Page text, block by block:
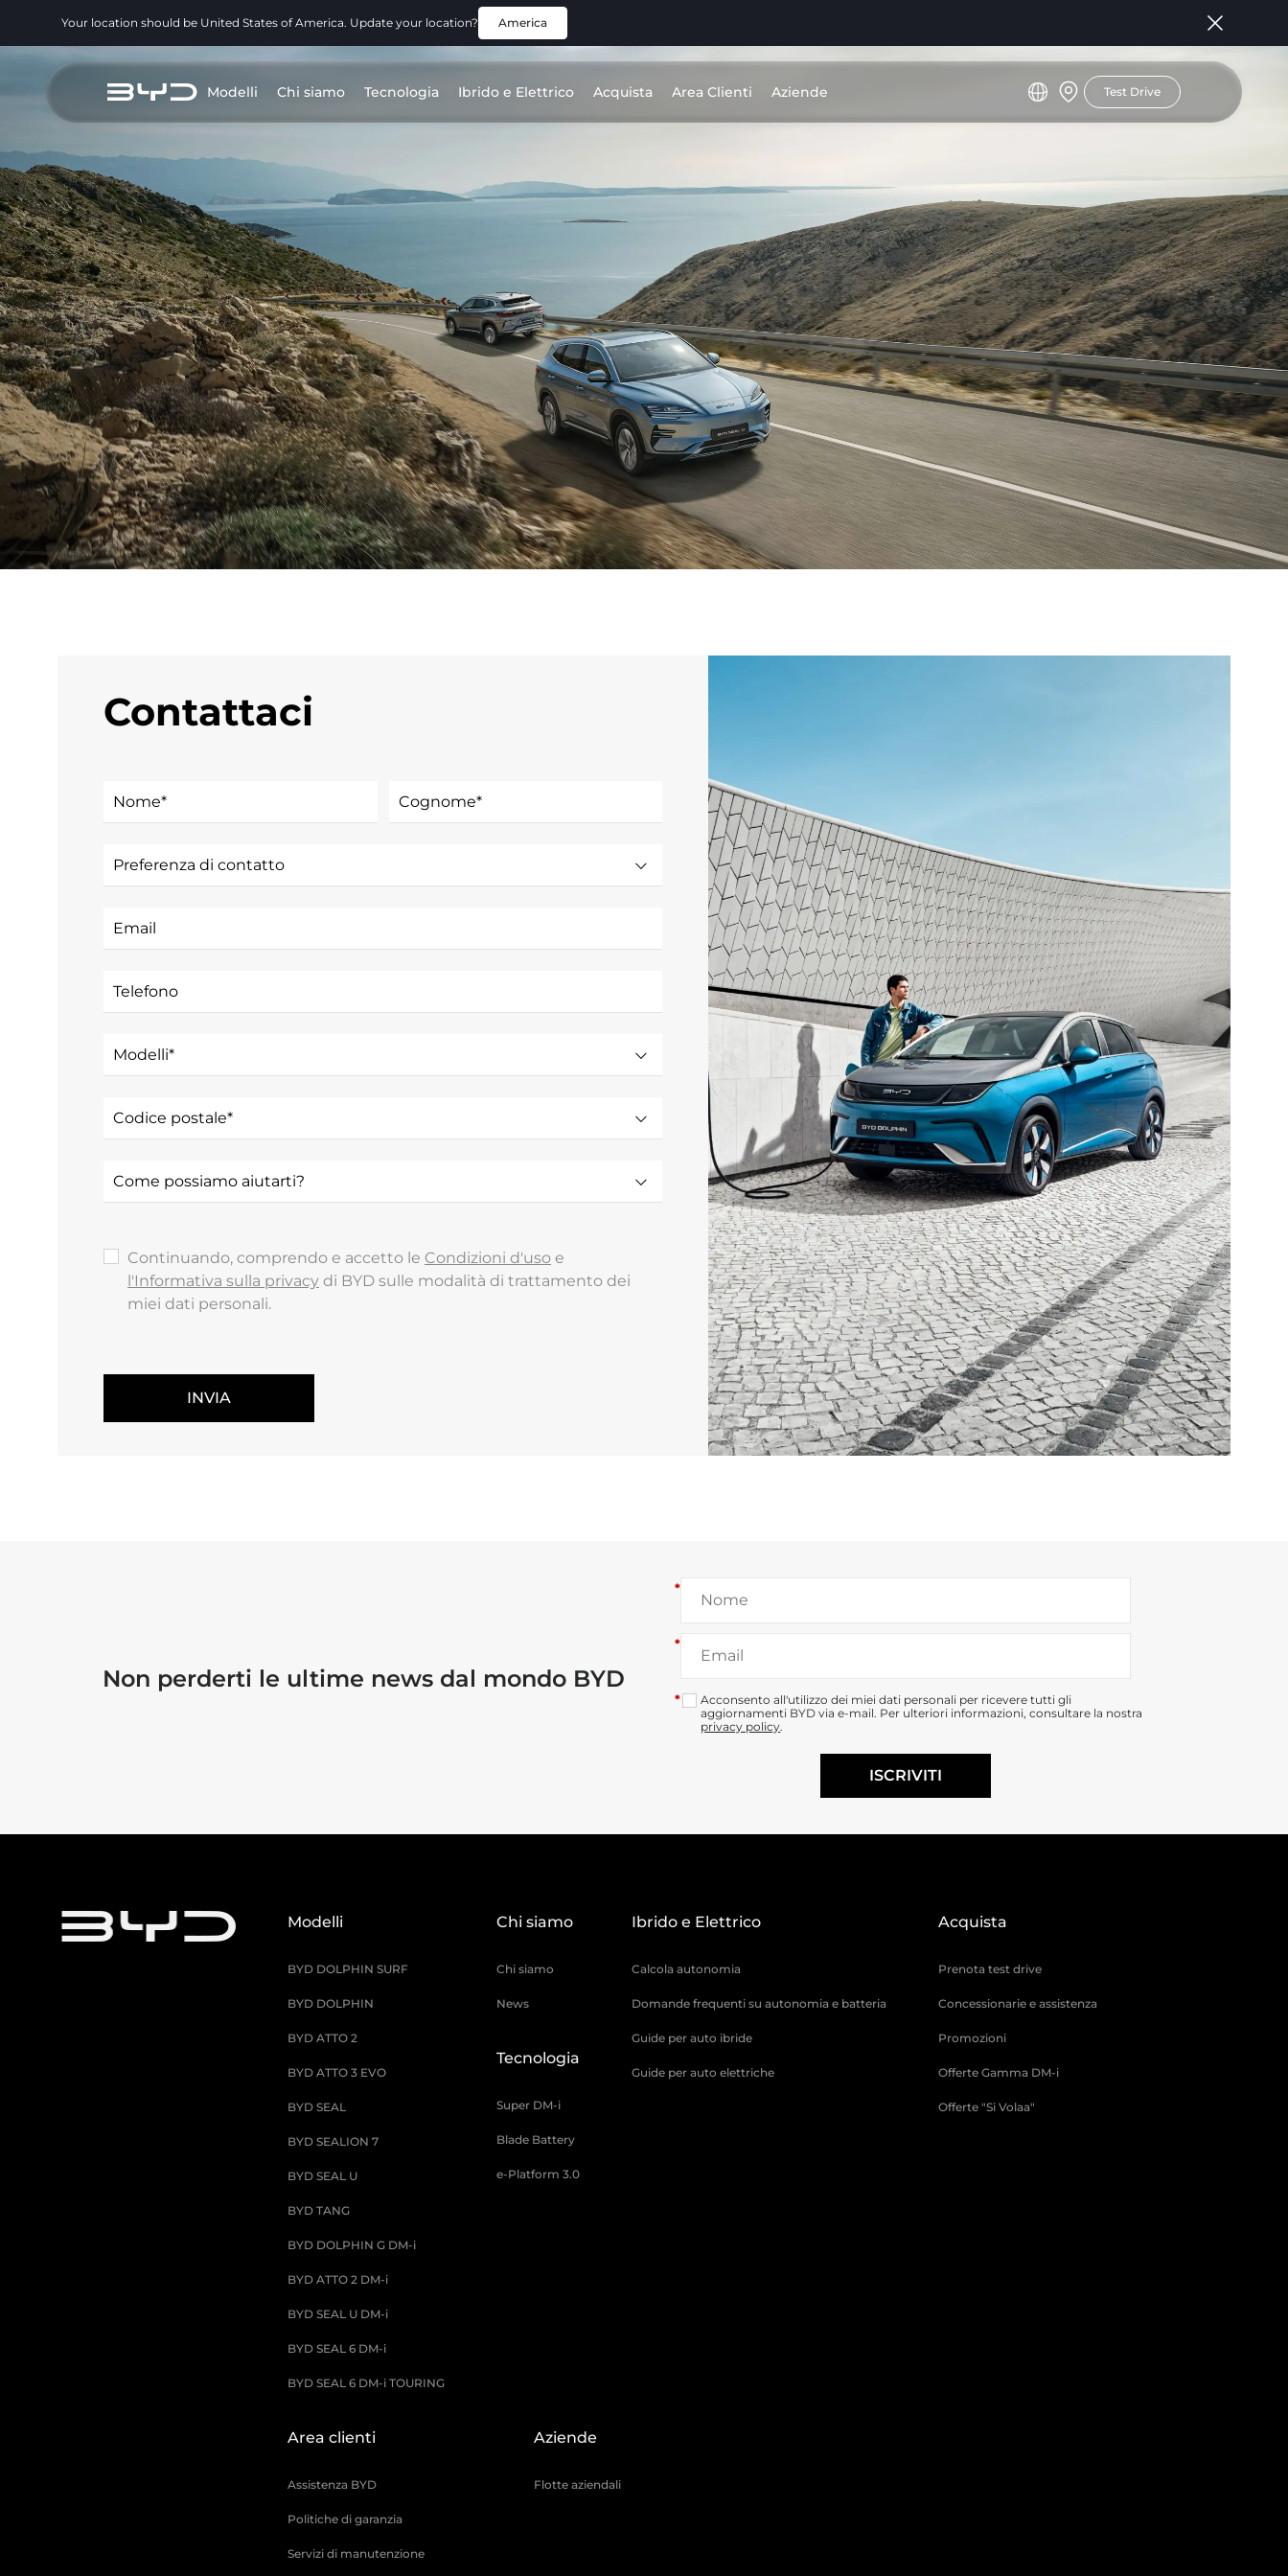
Your location should be United States of America. Update your location? America
Modelli Chi siamo Tecnologia Ibrido e Elettrico Acquista Area Clienti Aziende Test Drive
Contattaci
Continuando, comprendo e accetto le Condizioni d'usoe
l'Informativa sulla privacydi BYD sulle modalità di trattamento dei
miei dati personali.
INVIA
Non perderti le ultime news dal mondo BYD
*
*
*
Acconsento all'utilizzo dei miei dati personali per ricevere tutti gli
aggiornamenti BYD via e-mail. Per ulteriori informazioni, consultare la nostra
privacy policy.
ISCRIVITI
Modelli
BYD DOLPHIN SURF
BYD DOLPHIN
BYD ATTO 2
BYD ATTO 3 EVO
BYD SEAL
BYD SEALION 7
BYD SEAL U
BYD TANG
BYD DOLPHIN G DM-i
BYD ATTO 2 DM-i
BYD SEAL U DM-i
BYD SEAL 6 DM-i
BYD SEAL 6 DM-i TOURING
Chi siamo
Chi siamo
News
Tecnologia
Super DM-i
Blade Battery
e-Platform 3.0
Ibrido e Elettrico
Calcola autonomia
Domande frequenti su autonomia e batteria
Guide per auto ibride
Guide per auto elettriche
Acquista
Prenota test drive
Concessionarie e assistenza
Promozioni
Offerte Gamma DM-i
Offerte "Si Volaa"
Area clienti
Assistenza BYD
Politiche di garanzia
Servizi di manutenzione
Aziende
Flotte aziendali